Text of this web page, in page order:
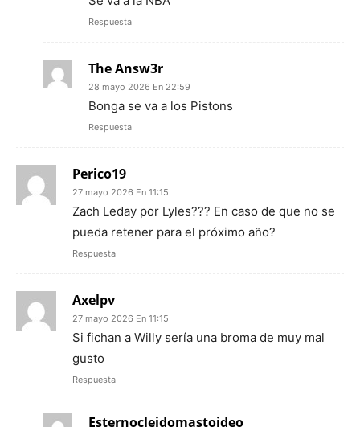
Respuesta
The Answ3r
28 mayo 2026 En 22:59
Bonga se va a los Pistons
Respuesta
Perico19
27 mayo 2026 En 11:15
Zach Leday por Lyles??? En caso de que no se
pueda retener para el próximo año?
Respuesta
Axelpv
27 mayo 2026 En 11:15
Si fichan a Willy sería una broma de muy mal
gusto
Respuesta
Esternocleidomastoideo